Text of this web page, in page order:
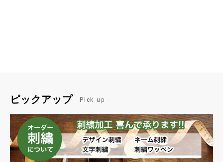
ピックアップ Pick up